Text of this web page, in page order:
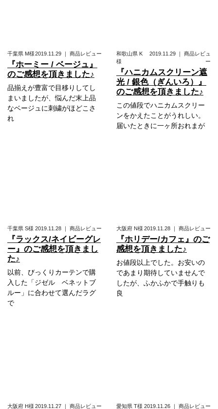
千葉県 M様2019.11.29 ｜ 商品レビュー
『ホーミー / ベージュ』
のご感想を頂きました♪
品揃えが豊富で目移りしてし
まいましたが、悩んだ末上品
なベージュに刺繍がほどこさ
れ
和歌山県 K
様
2019.11.29 ｜ 商品レビュ
ー
『ハニカムスクリーン遮
光 / 銀色（ぎんいろ）』
のご感想を頂きました♪
この値段でハニカムスクリー
ンをかえたことがうれしい。
届いたときに一ヶ所おれまが
千葉県 S様 2019.11.28 ｜ 商品レビュー
『ラックス/ネイビーグレ
ー』のご感想を頂きまし
た♪
以前、びっくりカーテンで購
入した「ジゼル ベネットブ
ルー」に合わせて選んだラグ
で
大阪府 N様2019.11.28 ｜ 商品レビュー
『ホリデー/カフェ』のご
感想を頂きました♪
お値段以上でした。お安いの
であまり期待していませんで
したが、ふかふかで手触りも
良
大阪府 H様2019.11.27 ｜ 商品レビュー 愛知県 T様 2019.11.26 ｜ 商品レビュー